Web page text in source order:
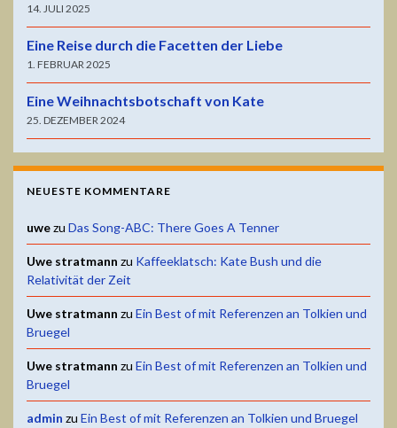
14. JULI 2025
Eine Reise durch die Facetten der Liebe
1. FEBRUAR 2025
Eine Weihnachtsbotschaft von Kate
25. DEZEMBER 2024
NEUESTE KOMMENTARE
uwezu Das Song-ABC: There Goes A Tenner
Uwe stratmann zu Kaffeeklatsch: Kate Bush und die
Relativität der Zeit
Uwe stratmann zu Ein Best of mit Referenzen an Tolkien und
Bruegel
Uwe stratmann zu Ein Best of mit Referenzen an Tolkien und
Bruegel
admin zu Ein Best of mit Referenzen an Tolkien und Bruegel